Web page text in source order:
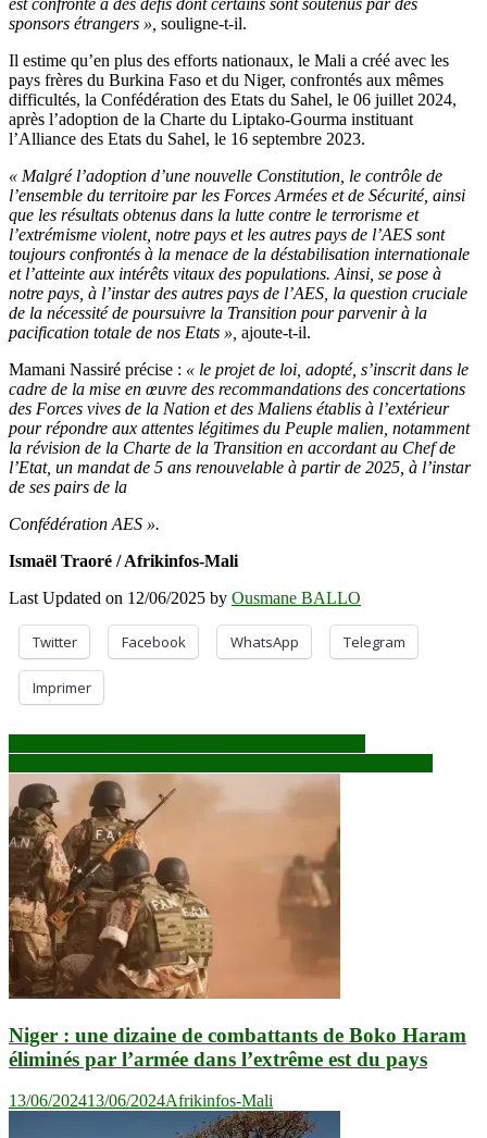
sponsors étrangers », souligne-t-il.
Il estime qu’en plus des efforts nationaux, le Mali a créé avec les
pays frères du Burkina Faso et du Niger, confrontés aux mêmes
difficultés, la Confédération des Etats du Sahel, le 06 juillet 2024,
après l’adoption de la Charte du Liptako-Gourma instituant
l’Alliance des Etats du Sahel, le 16 septembre 2023.
« Malgré l’adoption d’une nouvelle Constitution, le contrôle de
l’ensemble du territoire par les Forces Armées et de Sécurité, ainsi
que les résultats obtenus dans la lutte contre le terrorisme et
l’extrémisme violent, notre pays et les autres pays de l’AES sont
toujours confrontés à la menace de la déstabilisation internationale
et l’atteinte aux intérêts vitaux des populations. Ainsi, se pose à
notre pays, à l’instar des autres pays de l’AES, la question cruciale
de la nécessité de poursuivre la Transition pour parvenir à la
pacification totale de nos Etats », ajoute-t-il.
Mamani Nassiré précise : « le projet de loi, adopté, s’inscrit dans le
cadre de la mise en œuvre des recommandations des concertations
des Forces vives de la Nation et des Maliens établis à l’extérieur
pour répondre aux attentes légitimes du Peuple malien, notamment
la révision de la Charte de la Transition en accordant au Chef de
l’Etat, un mandat de 5 ans renouvelable à partir de 2025, à l’instar
de ses pairs de la
Confédération AES ».
Ismaël Traoré / Afrikinfos-Mali
Last Updated on 12/06/2025 by Ousmane BALLO
Twitter Facebook WhatsApp Telegram
Imprimer
Navigation
de
l’article
Niger : une dizaine de combattants de Boko Haram
éliminés par l’armée dans l’extrême est du pays
13/06/202413/06/2024Afrikinfos-Mali